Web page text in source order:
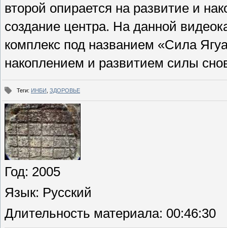
второй опирается на развитие и
создание центра. На данной
комплекс под названием «Сила
накоплением и развитием силы
Теги: ИНБИ ЗДОРОВЬЕ
Год: 2005
Язык: Русский
Длительность материала: 00:46:30